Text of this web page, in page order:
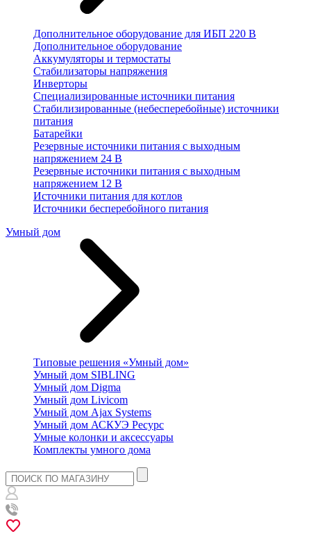
Дополнительное оборудование для ИБП 220 В
Дополнительное оборудование
Аккумуляторы и термостаты
Стабилизаторы напряжения
Инверторы
Специализированные источники питания
Стабилизированные (небесперебойные) источники
питания
Батарейки
Резервные источники питания с выходным
напряжением 24 В
Резервные источники питания с выходным
напряжением 12 В
Источники питания для котлов
Источники бесперебойного питания
Умный дом
Типовые решения «Умный дом»
Умный дом SIBLING
Умный дом Digma
Умный дом Livicom
Умный дом Ajax Systems
Умный дом АСКУЭ Ресурс
Умные колонки и аксессуары
Комплекты умного дома